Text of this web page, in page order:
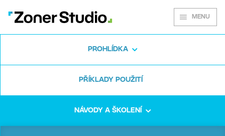
MENU
PROHLÍDKA
PŘÍKLADY POUŽITÍ
NÁVODY A ŠKOLENÍ
střední školy